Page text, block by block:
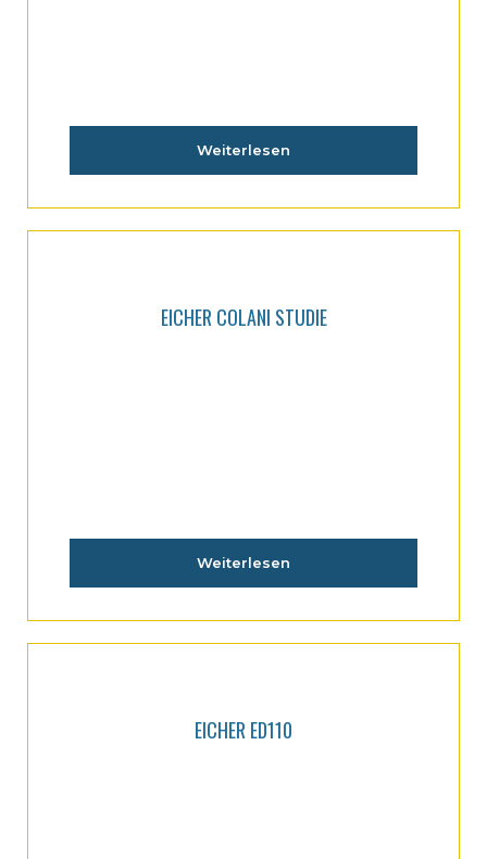
Weiterlesen
EICHER COLANI STUDIE
Weiterlesen
EICHER ED110